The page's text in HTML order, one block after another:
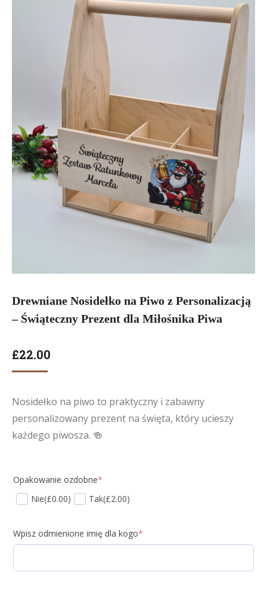
Drewniane Nosidełko na Piwo z Personalizacją
– Świąteczny Prezent dla Miłośnika Piwa
£22.00
Nosidełko na piwo to praktyczny i zabawny
personalizowany prezent na święta, który ucieszy
każdego piwosza. 🍻
Opakowanie ozdobne*
Nie(£0.00) Tak(£2.00)
Wpisz odmienione imię dla kogo*